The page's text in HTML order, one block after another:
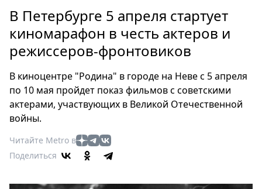
Россия
Мир
Здоровье
Туризм
Мода
Театр
Кино
Афиша
Книги
Выставки
В Петербурге 5 апреля стартует
киномарафон в честь актеров и
режиссеров-фронтовиков
В киноцентре "Родина" в городе на Неве с 5 апреля
по 10 мая пройдет показ фильмов с советскими
актерами, участвующих в Великой Отечественной
войны.
Читайте Metro в
Поделиться